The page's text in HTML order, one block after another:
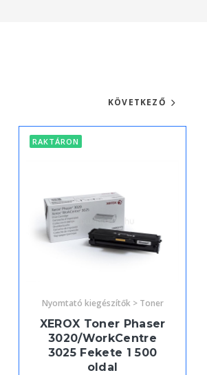
KÖVETKEZŐ
RAKTÁRON
Nyomtató kiegészítők > Toner
XEROX Toner Phaser
3020/WorkCentre
3025 Fekete 1 500
oldal